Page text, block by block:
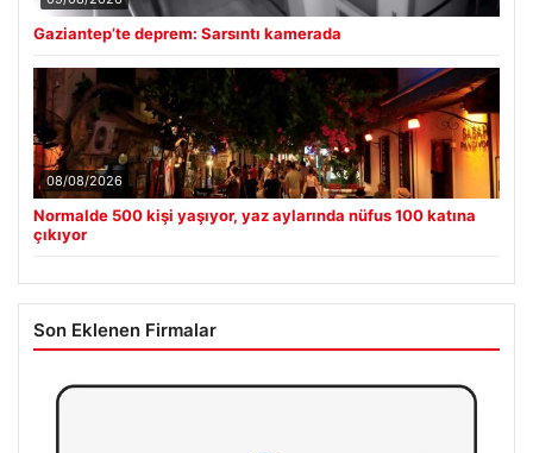
Gaziantep’te deprem: Sarsıntı kamerada
08/08/2026
Normalde 500 kişi yaşıyor, yaz aylarında nüfus 100 katına
çıkıyor
Son Eklenen Firmalar